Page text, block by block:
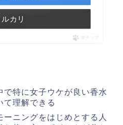
ルカリ
ポチップ
で特に女子ウケが良い香水
て理解できる
ーニングをはじめとする人